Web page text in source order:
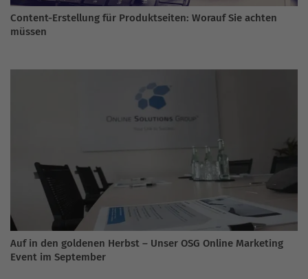
Content-Erstellung für Produktseiten: Worauf Sie achten
müssen
Auf in den goldenen Herbst – Unser OSG Online Marketing
Event im September